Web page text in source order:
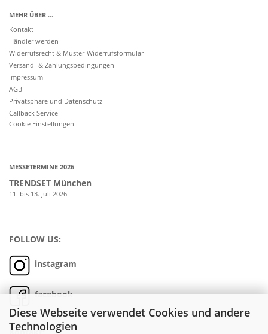
Diese Webseite verwendet Cookies und andere
Technologien
MEHR ÜBER ...
Kontakt
Händler werden
Widerrufsrecht & Muster-Widerrufsformular
Versand- & Zahlungsbedingungen
Impressum
AGB
Privatsphäre und Datenschutz
Callback Service
Cookie Einstellungen
MESSETERMINE 2026
TRENDSET München
11. bis 13. Juli 2026
FOLLOW US:
instagram
facebook